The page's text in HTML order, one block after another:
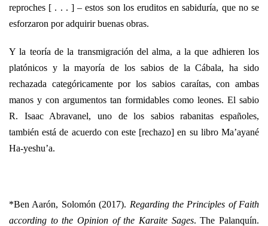
reproches [ . . . ] – estos son los eruditos en sabiduría, que no se
esforzaron por adquirir buenas obras.
Y la teoría de la transmigración del alma, a la que adhieren los
platónicos y la mayoría de los sabios de la Cábala, ha sido
rechazada categóricamente por los sabios caraítas, con ambas
manos y con argumentos tan formidables como leones. El sabio
R. Isaac Abravanel, uno de los sabios rabanitas españoles,
también está de acuerdo con este [rechazo] en su libro Ma’ayané
Ha-yeshu’a.
*Ben Aarón, Solomón (2017). Regarding the Principles of Faith
according to the Opinion of the Karaite Sages. The Palanquín.